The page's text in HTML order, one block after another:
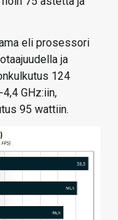
eli prosessori
ja
124
GHz:iin,
95 wattiin.